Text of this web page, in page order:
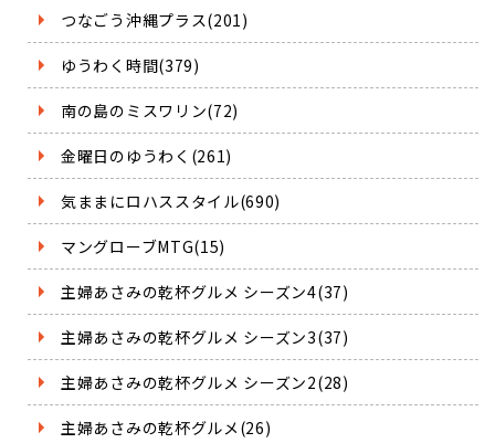
つなごう沖縄プラス(201)
ゆうわく時間(379)
南の島のミスワリン(72)
金曜日のゆうわく(261)
気ままにロハススタイル(690)
マングローブMTG(15)
主婦あさみの乾杯グルメ シーズン4(37)
主婦あさみの乾杯グルメ シーズン3(37)
主婦あさみの乾杯グルメ シーズン2(28)
主婦あさみの乾杯グルメ(26)